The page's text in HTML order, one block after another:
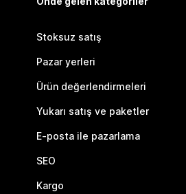
Stoksuz satış
Pazar yerleri
Ürün değerlendirmeleri
Yukarı satış ve paketler
E-posta ile pazarlama
SEO
Kargo